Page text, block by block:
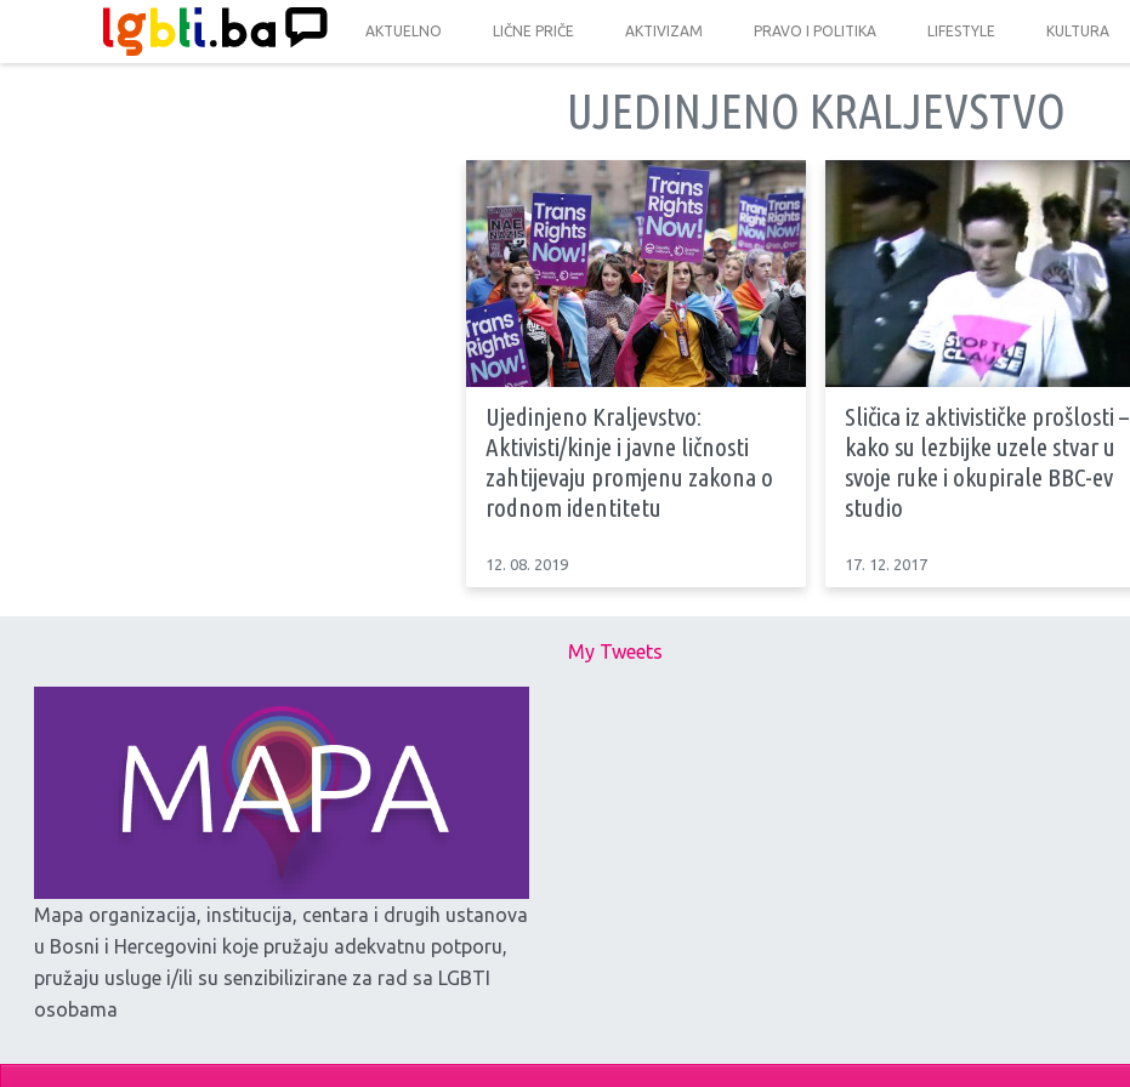
AKTUELNO LIČNE PRIČE AKTIVIZAM PRAVO I POLITIKA LIFESTYLE KULTURA
UJEDINJENO KRALJEVSTVO
Ujedinjeno Kraljevstvo:
Aktivisti/kinje i javne ličnosti
zahtijevaju promjenu zakona o
rodnom identitetu
12. 08. 2019
Sličica iz aktivističke prošlosti –
kako su lezbijke uzele stvar u
svoje ruke i okupirale BBC-ev
studio
17. 12. 2017
Mapa organizacija, institucija, centara i drugih ustanova
u Bosni i Hercegovini koje pružaju adekvatnu potporu,
pružaju usluge i/ili su senzibilizirane za rad sa LGBTI
osobama
My Tweets